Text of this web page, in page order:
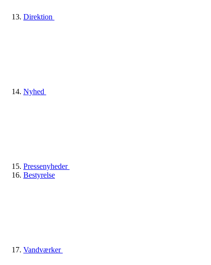
Direktion
Nyhed
Pressenyheder
Bestyrelse
Vandværker